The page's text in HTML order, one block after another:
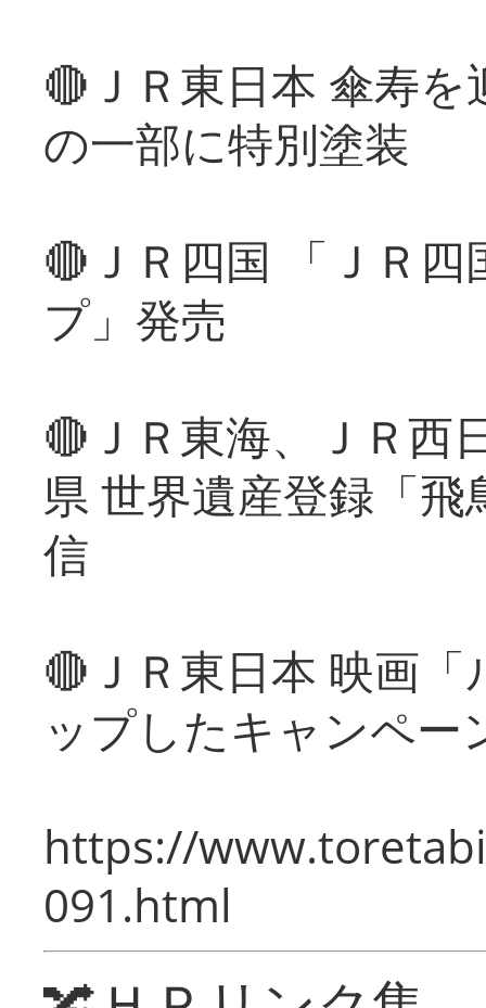
🔴ＪＲ東日本 傘寿
の一部に特別塗装
🔴ＪＲ四国 「ＪＲ
プ」発売
🔴ＪＲ東海、ＪＲ西
県 世界遺産登録「
信
🔴ＪＲ東日本 映画
ップしたキャンペー
https://
091.html